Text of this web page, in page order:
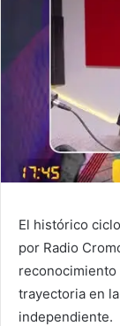
El histórico
por Radio
reconocimiento
trayectoria en
independiente.